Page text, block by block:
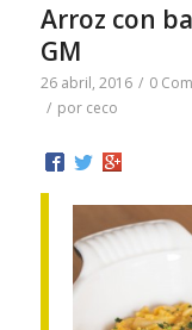
Arroz con
GM
26 abril, 2016 / 0
/ por ceco